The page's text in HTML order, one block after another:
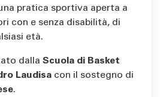
pratica sportiva aperta a
con e senza disabilità, di
età.
dalla Scuola di Basket
Laudisa con il sostegno di
.